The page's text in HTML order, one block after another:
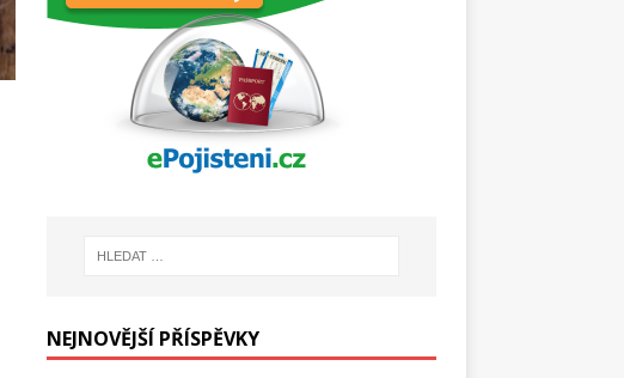
NEJNOVĚJŠÍ PŘÍSPĚVKY